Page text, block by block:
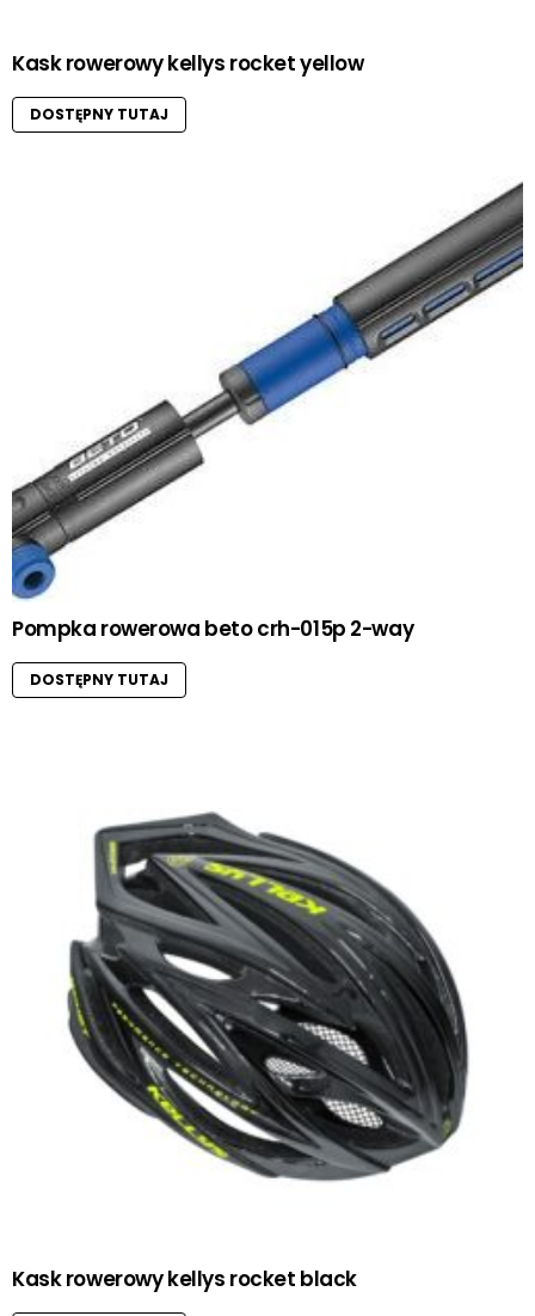
Kask rowerowy kellys rocket yellow
DOSTĘPNY TUTAJ
Pompka rowerowa beto crh-015p 2-way
DOSTĘPNY TUTAJ
Kask rowerowy kellys rocket black